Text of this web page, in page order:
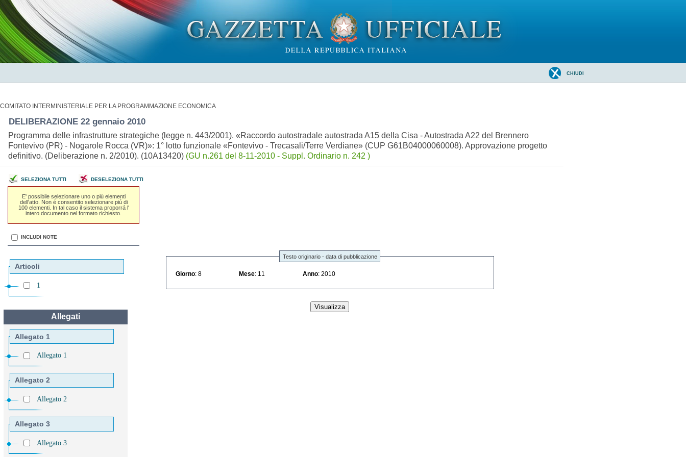
CHIUDI
COMITATO INTERMINISTERIALE PER LA PROGRAMMAZIONE ECONOMICA
DELIBERAZIONE 22 gennaio 2010
Programma delle infrastrutture strategiche (legge n. 443/2001). «Raccordo autostradale autostrada A15 della Cisa - Autostrada A22 del Brennero
Fontevivo (PR) - Nogarole Rocca (VR)»: 1° lotto funzionale «Fontevivo - Trecasali/Terre Verdiane» (CUP G61B04000060008). Approvazione progetto
definitivo. (Deliberazione n. 2/2010). (10A13420) (GU n.261 del 8-11-2010 - Suppl. Ordinario n. 242 )
SELEZIONA TUTTI DESELEZIONA TUTTI
E' possibile selezionare uno o piú elementi
dell'atto. Non é consentito selezionare piú di
100 elementi. In tal caso il sistema proporrá l'
intero documento nel formato richiesto.
INCLUDI NOTE
Articoli
1
Allegati
Allegato 1
Allegato 1
Allegato 2
Allegato 2
Allegato 3
Allegato 3
Testo originario - data di pubblicazione
Giorno : 8 Mese : 11 Anno : 2010